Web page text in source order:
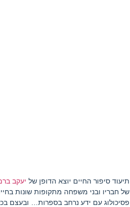
תיעוד סיפור החיים יוצא הדופן של יעקב
של חבריו ובני משפחה מתקופות שונות
פסיכולוג עם ידע נרחב בספרות… ובעצם